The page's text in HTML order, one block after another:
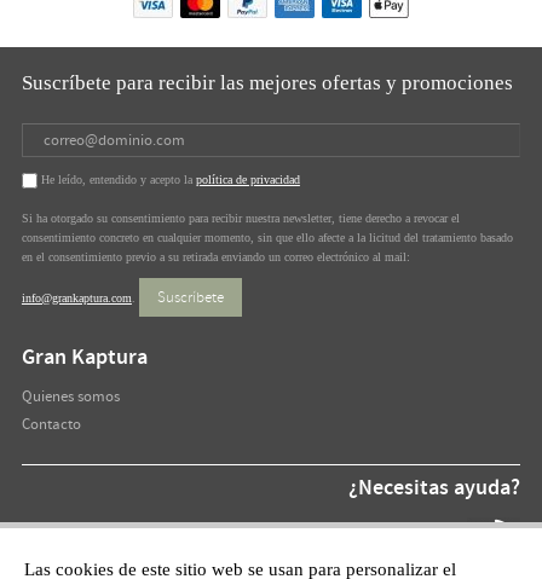
Las cookies de este sitio web se usan para personalizar el
Suscríbete para recibir las mejores ofertas y promociones
He leído, entendido y acepto la política de privacidad
Si ha otorgado su consentimiento para recibir nuestra newsletter, tiene derecho a revocar el
consentimiento concreto en cualquier momento, sin que ello afecte a la licitud del tratamiento basado
en el consentimiento previo a su retirada enviando un correo electrónico al mail:
info@grankaptura.com Suscríbete
Gran Kaptura
Quienes somos
Contacto
¿Necesitas ayuda?
Teléfono At.
872 220 055